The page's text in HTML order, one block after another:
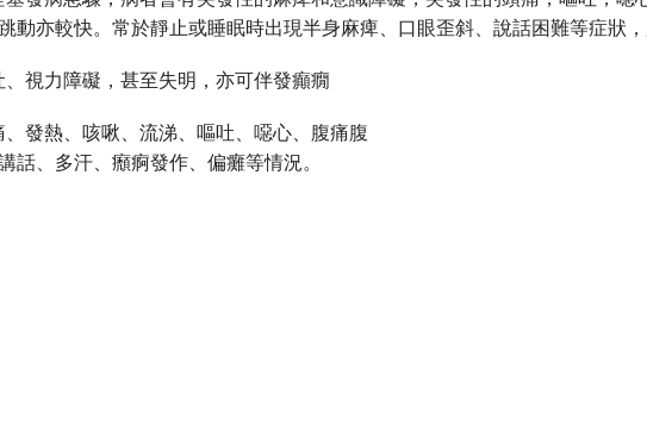
動亦較快。常於靜止或睡眠時出現半身麻痺、口眼歪斜、說話困難等症狀
視力障礙，甚至失明，亦可伴發癲癇
發熱、咳啾、流涕、嘔吐、噁心、腹痛腹
、多汗、㿗痾發作、偏癱等情況。